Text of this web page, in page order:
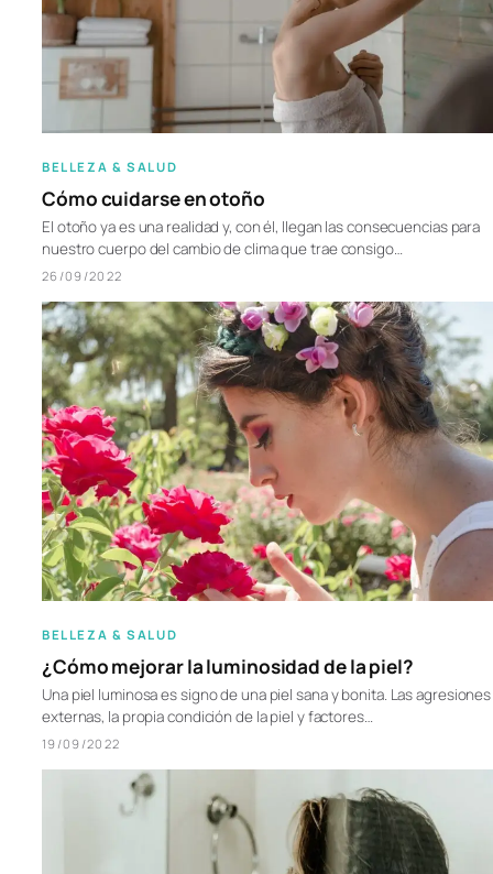
BELLEZA & SALUD
Cómo cuidarse en otoño
El otoño ya es una realidad y, con él, llegan las consecuencias para
nuestro cuerpo del cambio de clima que trae consigo…
26/09/2022
BELLEZA & SALUD
¿Cómo mejorar la luminosidad de la piel?
Una piel luminosa es signo de una piel sana y bonita. Las agresiones
externas, la propia condición de la piel y factores…
19/09/2022